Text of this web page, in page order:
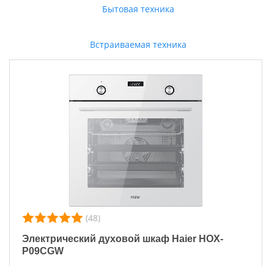
Бытовая техника
Встраиваемая техника
(48)
Электрический духовой шкаф Haier HOX-
P09CGW